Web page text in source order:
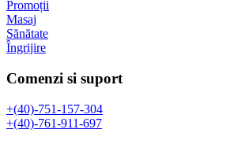
Promoții
Masaj
Sănătate
Îngrijire
Comenzi si suport
+(40)-751-157-304
+(40)-761-911-697